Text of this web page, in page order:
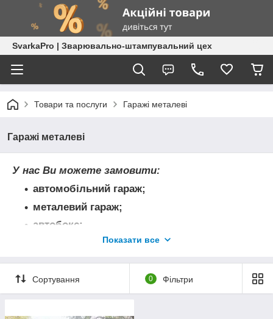
SvarkaPro | Зварювально-штампувальний цех
Товари та послуги Гаражі металеві
Гаражі металеві
У нас Ви можете замовити:
автомобільний гараж;
металевий гараж;
автобокс;
гараж для човна;
гараж для трактора;
гараж на дві машини;
гараж на три машини;
гараж під автосервіс;
Показати все
Сортування 0 Фільтри